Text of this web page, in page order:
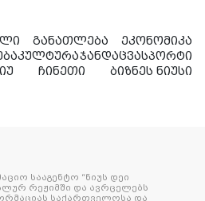
განათლება
ეკონომიკა
კულტურაჯანდაცვასპორტი
ჩინეთი ბიზნეს ნიუსი
სააგენტო “ნიუს დეი
რეჟიმში და ავრცელებს
საქართველოსა და